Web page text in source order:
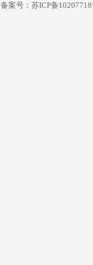
备案号：苏ICP备